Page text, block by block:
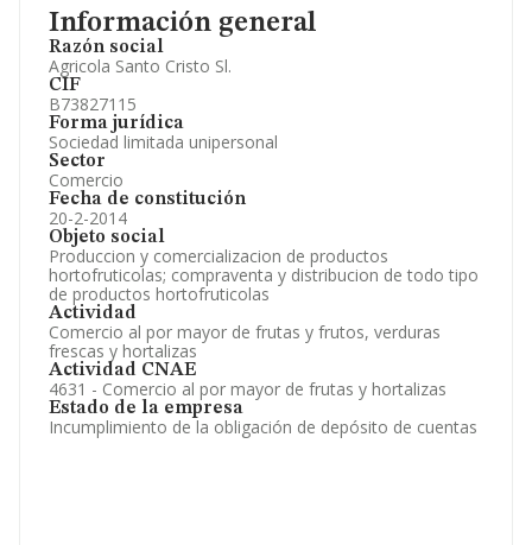
Información general
Razón social
Agricola Santo Cristo Sl.
CIF
B73827115
Forma jurídica
Sociedad limitada unipersonal
Sector
Comercio
Fecha de constitución
20-2-2014
Objeto social
Produccion y comercializacion de productos
hortofruticolas; compraventa y distribucion de todo tipo
de productos hortofruticolas
Actividad
Comercio al por mayor de frutas y frutos, verduras
frescas y hortalizas
Actividad CNAE
4631 - Comercio al por mayor de frutas y hortalizas
Estado de la empresa
Incumplimiento de la obligación de depósito de cuentas
Información oficial y registral complementaria.